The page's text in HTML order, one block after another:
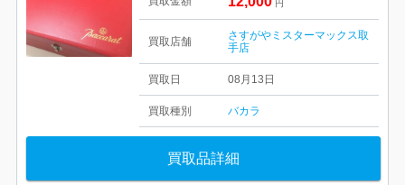
円
買取店舗
さすがやミスターマックス取
手店
買取日 08月13日
買取種別 バカラ
買取品詳細